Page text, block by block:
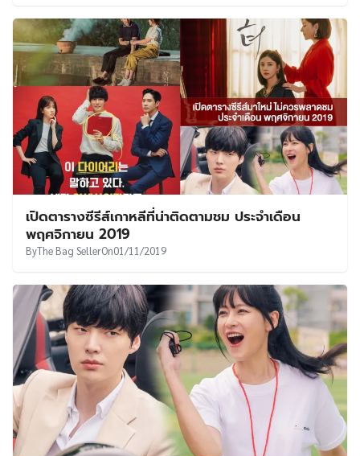
เปิดตารางซีรีส์เกาหลีที่น่าติดตามชม ประจำเดือน
พฤศจิกายน 2019
ByThe Bag SellerOn01/11/2019